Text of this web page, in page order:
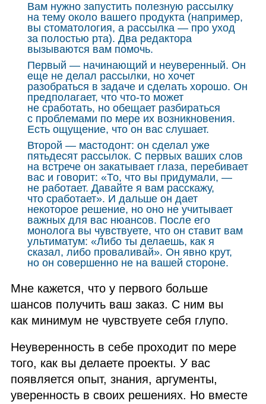
Вам нужно запустить полезную рассылку
на тему около вашего продукта (например,
вы стоматология, а рассылка — про уход
за полостью рта). Два редактора
вызываются вам помочь.
Первый — начинающий и неуверенный. Он
еще не делал рассылки, но хочет
разобраться в задаче и сделать хорошо. Он
предполагает, что что‑то может
не сработать, но обещает разбираться
с проблемами по мере их возникновения.
Есть ощущение, что он вас слушает.
Второй — мастодонт: он сделал уже
пятьдесят рассылок. С первых ваших слов
на встрече он закатывает глаза, перебивает
вас и говорит: «То, что вы придумали, —
не работает. Давайте я вам расскажу,
что сработает». И дальше он дает
некоторое решение, но оно не учитывает
важных для вас нюансов. После его
монолога вы чувствуете, что он ставит вам
ультиматум: «Либо ты делаешь, как я
сказал, либо проваливай». Он явно крут,
но он совершенно не на вашей стороне.
Мне кажется, что у первого больше
шансов получить ваш заказ. С ним вы
как минимум не чувствуете себя глупо.
Неуверенность в себе проходит по мере
того, как вы делаете проекты. У вас
появляется опыт, знания, аргументы,
уверенность в своих решениях. Но вместе